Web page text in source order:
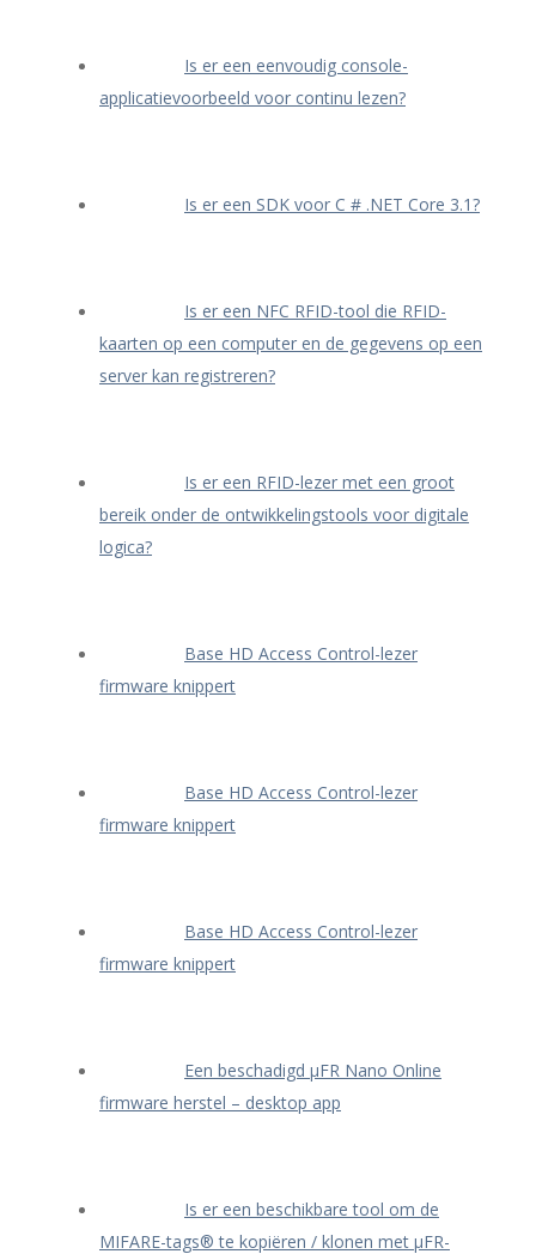
Is er een eenvoudig console-
applicatievoorbeeld voor continu lezen?
Is er een SDK voor C # .NET Core 3.1?
Is er een NFC RFID-tool die RFID-
kaarten op een computer en de gegevens op een
server kan registreren?
Is er een RFID-lezer met een groot
bereik onder de ontwikkelingstools voor digitale
logica?
Base HD Access Control-lezer
firmware knippert
Base HD Access Control-lezer
firmware knippert
Base HD Access Control-lezer
firmware knippert
Een beschadigd μFR Nano Online
firmware herstel – desktop app
Is er een beschikbare tool om de
MIFARE-tags® te kopiëren / klonen met μFR-